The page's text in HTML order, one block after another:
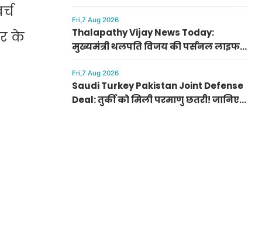
के
शुभमन गिल, जानिए गॉल टेस्ट में खेलेंगे या
नहीं
Fri,7 Aug 2026
Thalapathy Vijay News Today:
मुख्यमंत्री थलपति विजय की पर्सनल लाइफ
से जुड़ी बड़ी खबर, पत्नी संगीता संग सुलझा
विवाद
Fri,7 Aug 2026
Saudi Turkey Pakistan Joint Defense
Deal: तुर्की को मिली परमाणु छतरी! जानिए